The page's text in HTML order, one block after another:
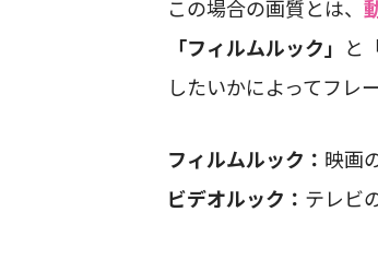
この場合の画質とは、
「フィルムルック」 と
したいかによってフレ
フィルムルック： 映画
ビデオルック： テレビ